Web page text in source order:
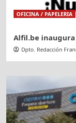
OFICINA / PAPELERIA
Alfil.be inaugura
Dpto. Redacción